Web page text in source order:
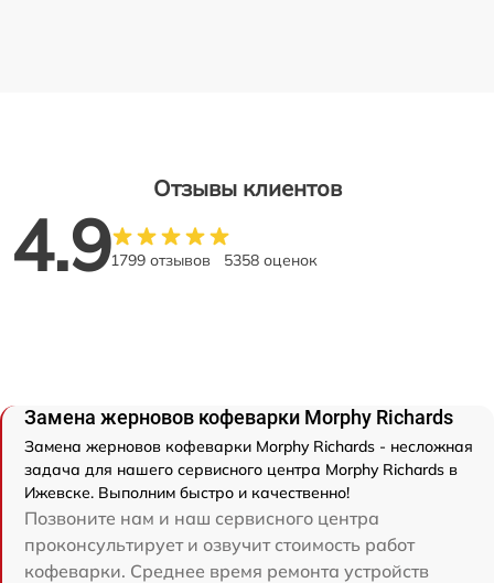
Отзывы клиентов
4.91799 отзывов 5358 оценок
Замена жерновов кофеварки Morphy Richards
Замена жерновов кофеварки Morphy Richards - несложная
задача для нашего сервисного центра Morphy Richards в
Ижевске. Выполним быстро и качественно!
Позвоните нам и наш сервисного центра
проконсультирует и озвучит стоимость работ
кофеварки. Среднее время ремонта устройств